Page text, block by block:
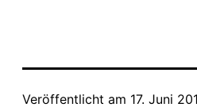
Veröffentlicht am 17. Juni